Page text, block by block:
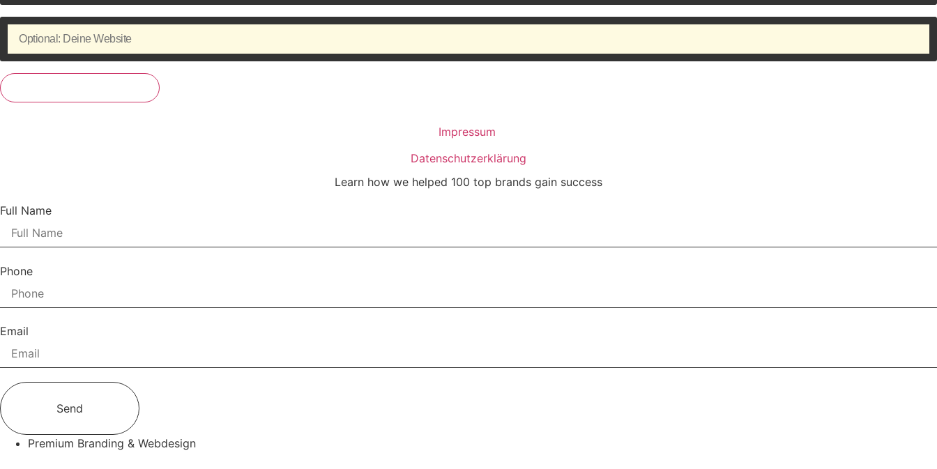
Impressum
Datenschutzerklärung
Learn how we helped 100 top brands gain success
Full Name
Phone
Email
Send
Premium Branding & Webdesign